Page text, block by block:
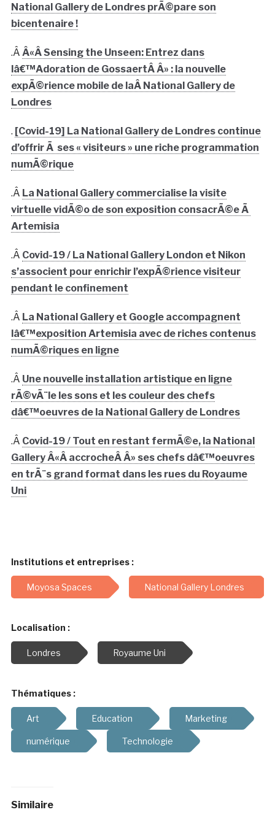
National Gallery de Londres prÃ©pare son
bicentenaire !
.Â Â«Â Sensing the Unseen: Entrez dans
lâ€™Adoration de GossaertÂ Â» : la nouvelle
expÃ©rience mobile de laÂ National Gallery de
Londres
. [Covid-19] La National Gallery de Londres continue
d’offrir Ã ses « visiteurs » une riche programmation
numÃ©rique
.Â La National Gallery commercialise la visite
virtuelle vidÃ©o de son exposition consacrÃ©e Ã
Artemisia
.Â Covid-19 / La National Gallery London et Nikon
s’associent pour enrichir l’expÃ©rience visiteur
pendant le confinement
.Â La National Gallery et Google accompagnent
lâ€™exposition Artemisia avec de riches contenus
numÃ©riques en ligne
.Â Une nouvelle installation artistique en ligne
rÃ©vÃ¨le les sons et les couleur des chefs
dâ€™oeuvres de la National Gallery de Londres
.Â Covid-19 / Tout en restant fermÃ©e, la National
Gallery Â«Â accrocheÂ Â» ses chefs dâ€™oeuvres
en trÃ¨s grand format dans les rues du Royaume
Uni
Institutions et entreprises :
Moyosa Spaces National Gallery Londres
Localisation :
Londres Royaume Uni
Thématiques :
Art Education Marketing
numérique Technologie
Similaire